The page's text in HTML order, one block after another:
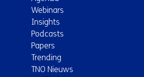
Webinars
Insights
Podcasts
Papers
Trending
TNO Nieuws